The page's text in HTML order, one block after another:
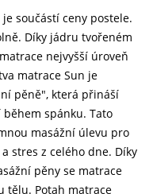
je součástí ceny postele.
Díky jádru tvořeném
nejvyšší úroveň
matrace Sun je
pěně", která přináší
spánku. Tato
masážní úlevu pro
stres z celého dne. Díky
pěny se matrace
tělu. Potah matrace